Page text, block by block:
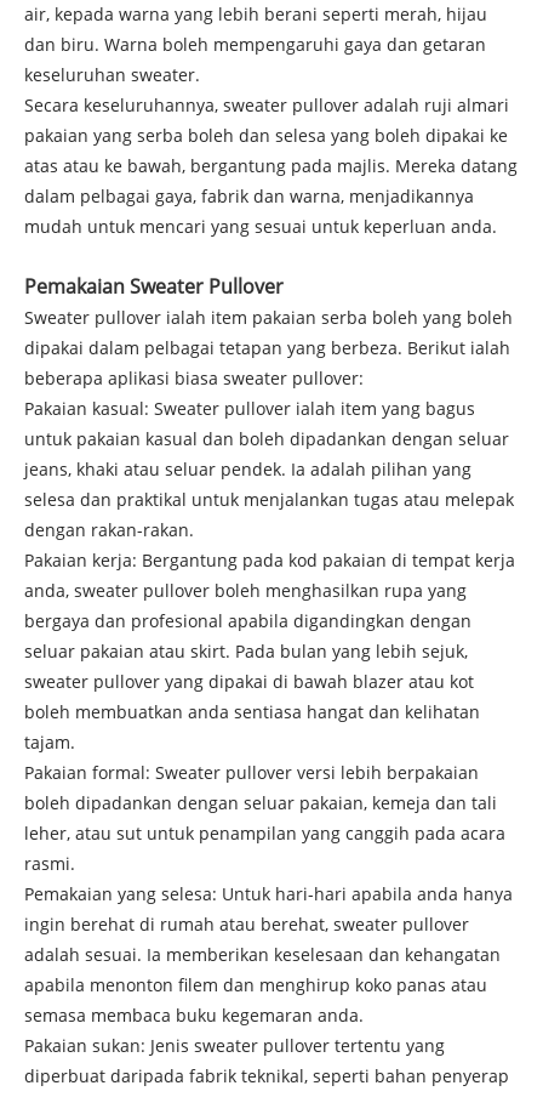
air, kepada warna yang lebih berani seperti merah, hijau
dan biru. Warna boleh mempengaruhi gaya dan getaran
keseluruhan sweater.
Secara keseluruhannya, sweater pullover adalah ruji almari
pakaian yang serba boleh dan selesa yang boleh dipakai ke
atas atau ke bawah, bergantung pada majlis. Mereka datang
dalam pelbagai gaya, fabrik dan warna, menjadikannya
mudah untuk mencari yang sesuai untuk keperluan anda.
Pemakaian Sweater Pullover
Sweater pullover ialah item pakaian serba boleh yang boleh
dipakai dalam pelbagai tetapan yang berbeza. Berikut ialah
beberapa aplikasi biasa sweater pullover:
Pakaian kasual: Sweater pullover ialah item yang bagus
untuk pakaian kasual dan boleh dipadankan dengan seluar
jeans, khaki atau seluar pendek. Ia adalah pilihan yang
selesa dan praktikal untuk menjalankan tugas atau melepak
dengan rakan-rakan.
Pakaian kerja: Bergantung pada kod pakaian di tempat kerja
anda, sweater pullover boleh menghasilkan rupa yang
bergaya dan profesional apabila digandingkan dengan
seluar pakaian atau skirt. Pada bulan yang lebih sejuk,
sweater pullover yang dipakai di bawah blazer atau kot
boleh membuatkan anda sentiasa hangat dan kelihatan
tajam.
Pakaian formal: Sweater pullover versi lebih berpakaian
boleh dipadankan dengan seluar pakaian, kemeja dan tali
leher, atau sut untuk penampilan yang canggih pada acara
rasmi.
Pemakaian yang selesa: Untuk hari-hari apabila anda hanya
ingin berehat di rumah atau berehat, sweater pullover
adalah sesuai. Ia memberikan keselesaan dan kehangatan
apabila menonton filem dan menghirup koko panas atau
semasa membaca buku kegemaran anda.
Pakaian sukan: Jenis sweater pullover tertentu yang
diperbuat daripada fabrik teknikal, seperti bahan penyerap